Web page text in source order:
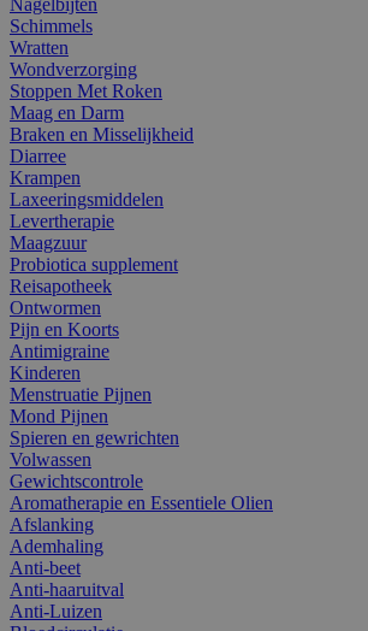
Schimmels
Wratten
Wondverzorging
Stoppen Met Roken
Maag en Darm
Braken en Misselijkheid
Diarree
Krampen
Laxeeringsmiddelen
Levertherapie
Maagzuur
Probiotica supplement
Reisapotheek
Ontwormen
Pijn en Koorts
Antimigraine
Kinderen
Menstruatie Pijnen
Mond Pijnen
Spieren en gewrichten
Volwassen
Gewichtscontrole
Aromatherapie en Essentiele Olien
Afslanking
Ademhaling
Anti-beet
Anti-haaruitval
Anti-Luizen